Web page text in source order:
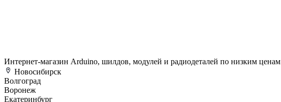
Интернет-магазин Arduino, шилдов, модулей и радиодеталей по низким ценам
Новосибирск
Волгоград
Воронеж
Екатеринбург